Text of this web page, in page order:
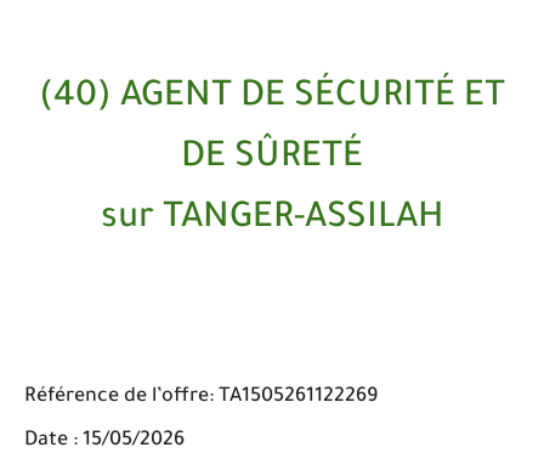
(40) AGENT DE SÉCURITÉ ET
DE SÛRETÉ
sur TANGER-ASSILAH
Référence de l’offre: TA1505261122269
Date : 15/05/2026